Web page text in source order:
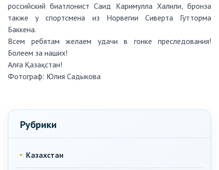
российский биатлонист Саид Каримулла Халили, бронза
также у спортсмена из Норвегии Сиверта Гутторма
Баккена.
Всем ребятам желаем удачи в гонке преследования!
Болеем за наших!
Алға Қазақстан!
Фотограф: Юлия Садыкова
Рубрики
Казахстан